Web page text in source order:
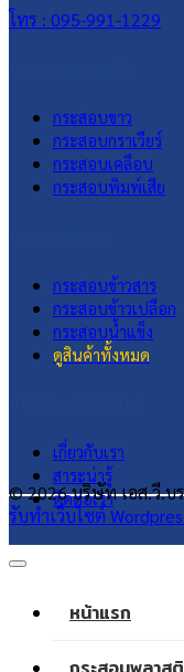
โทร : 095-991-1229
กระสอบขาว
กระสอบกราเวียร์
กระสอบเคลือบ
กระสอบพิมพ์เสีย
กระสอบข้าวสาร
กระสอบข้าวเปลือก
กระสอบน้ำแข็ง
ดูสินค้าทั้งหมด
เกี่ยวกับเรา
สาระน่ารู้
ติดต่อเรา
© 2026 บริษัท เอส.วี.บ
รับทำเว็บไซต์
หน้าแรก